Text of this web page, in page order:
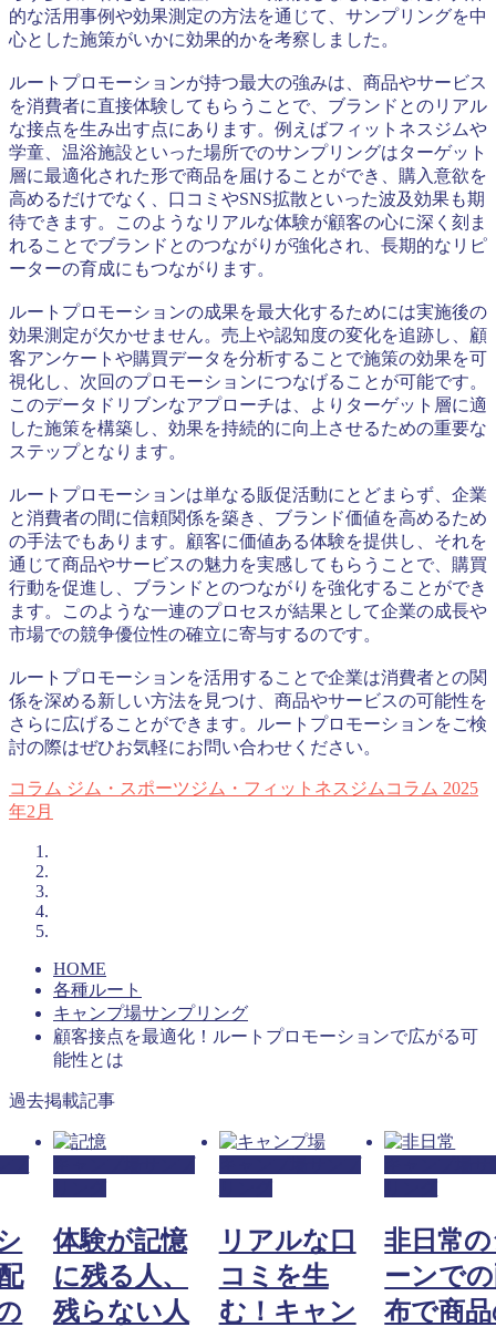
的な活用事例や効果測定の方法を通じて、サンプリングを中
心とした施策がいかに効果的かを考察しました。
ルートプロモーションが持つ最大の強みは、商品やサービス
を消費者に直接体験してもらうことで、ブランドとのリアル
な接点を生み出す点にあります。例えばフィットネスジムや
学童、温浴施設といった場所でのサンプリングはターゲット
層に最適化された形で商品を届けることができ、購入意欲を
高めるだけでなく、口コミやSNS拡散といった波及効果も期
待できます。このようなリアルな体験が顧客の心に深く刻ま
れることでブランドとのつながりが強化され、長期的なリピ
ーターの育成にもつながります。
ルートプロモーションの成果を最大化するためには実施後の
効果測定が欠かせません。売上や認知度の変化を追跡し、顧
客アンケートや購買データを分析することで施策の効果を可
視化し、次回のプロモーションにつなげることが可能です。
このデータドリブンなアプローチは、よりターゲット層に適
した施策を構築し、効果を持続的に向上させるための重要な
ステップとなります。
ルートプロモーションは単なる販促活動にとどまらず、企業
と消費者の間に信頼関係を築き、ブランド価値を高めるため
の手法でもあります。顧客に価値ある体験を提供し、それを
通じて商品やサービスの魅力を実感してもらうことで、購買
行動を促進し、ブランドとのつながりを強化することができ
ます。このような一連のプロセスが結果として企業の成長や
市場での競争優位性の確立に寄与するのです。
ルートプロモーションを活用することで企業は消費者との関
係を深める新しい方法を見つけ、商品やサービスの可能性を
さらに広げることができます。ルートプロモーションをご検
討の際はぜひお気軽にお問い合わせください。
コラム ジム・スポーツジム・フィットネスジムコラム 2025
年2月
HOME
各種ルート
キャンプ場サンプリング
顧客接点を最適化！ルートプロモーションで広がる可
能性とは
過去掲載記事
プ
体験が記憶
に残る人、
残らない人
リアルな口
コミを生
む！キャン
非日常
ーンで
布で商